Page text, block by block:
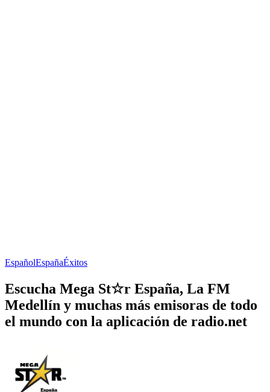
EspañolEspañaÉxitos
Escucha Mega St☆r España, La FM
Medellín y muchas más emisoras de todo
el mundo con la aplicación de radio.net